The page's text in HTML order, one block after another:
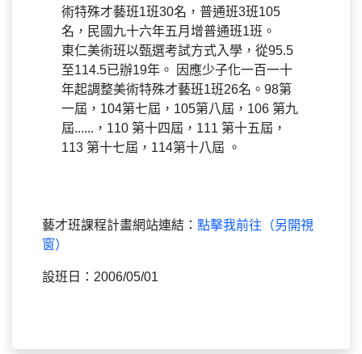
術特殊才藝班1班30名，普通班3班105
名，民國九十六年五月增普通班1班。
東仁美術班以甄選考試方式入學，從95.5
至114.5已辦19年。 因應少子化一百一十
年起調整美術特殊才藝班1班26名。98第
一屆，104第七屆，105第八屆，106 第九
屆......，110 第十四屆，111 第十五屆，
113 第十七屆，114第十八屆 。
藝才班課程計畫網站連結： 點擊我前往（另開視
窗）
設班日：2006/05/01